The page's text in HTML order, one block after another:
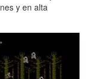
y en alta